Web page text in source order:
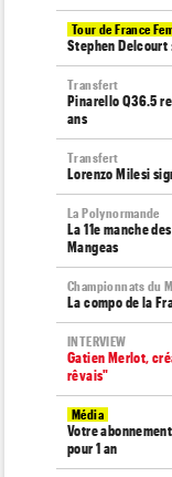
Tour de France
Stephen Delcourt
Transfert
Pinarello Q36.5
ans
Transfert
Lorenzo Milesi
La Polynormande
La 11e manche
Mangeas
Championnats du
La compo de la
INTERVIEW
Gatien Merlot,
rêvais"
Média
Votre
pour 1 an